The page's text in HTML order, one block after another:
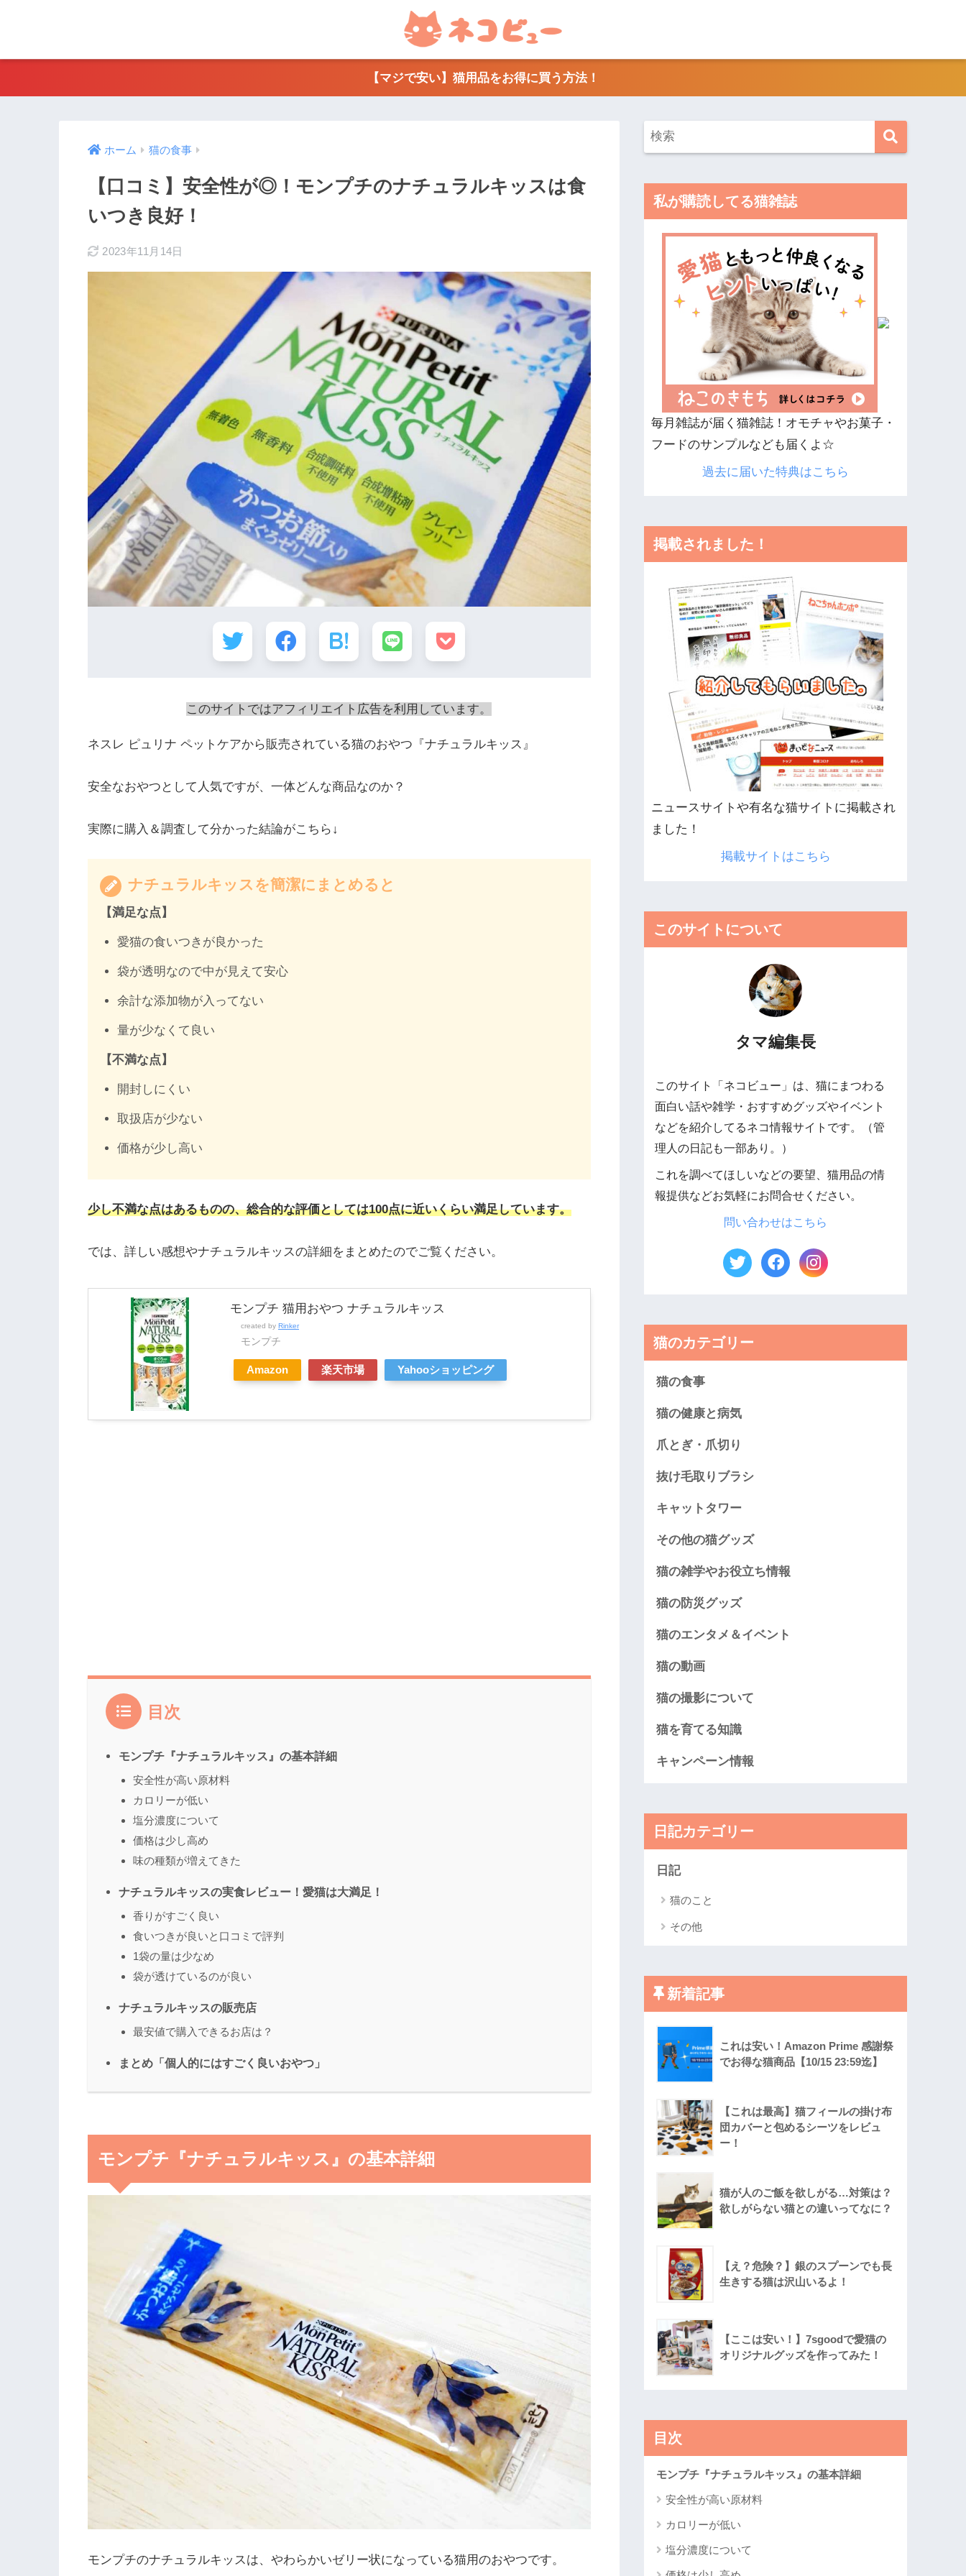
【マジで安い】猫用品をお得に買う方法！
ホーム 猫の食事
【口コミ】安全性が◎！モンプチのナチュラルキッスは食
いつき良好！
2023年11月14日
このサイトではアフィリエイト広告を利用しています。
ネスレ ピュリナ ペットケアから販売されている猫のおやつ『ナチュラルキッス』
安全なおやつとして人気ですが、一体どんな商品なのか？
実際に購入＆調査して分かった結論がこちら↓
ナチュラルキッスを簡潔にまとめると
【満足な点】
愛猫の食いつきが良かった
袋が透明なので中が見えて安心
余計な添加物が入ってない
量が少なくて良い
【不満な点】
開封しにくい
取扱店が少ない
価格が少し高い
少し不満な点はあるものの、総合的な評価としては100点に近いくらい満足しています。
では、詳しい感想やナチュラルキッスの詳細をまとめたのでご覧ください。
モンプチ 猫用おやつ ナチュラルキッス
created by Rinker
モンプチ
Amazon 楽天市場 Yahooショッピング
目次
モンプチ『ナチュラルキッス』の基本詳細
安全性が高い原材料
カロリーが低い
塩分濃度について
価格は少し高め
味の種類が増えてきた
ナチュラルキッスの実食レビュー！愛猫は大満足！
香りがすごく良い
食いつきが良いと口コミで評判
1袋の量は少なめ
袋が透けているのが良い
ナチュラルキッスの販売店
最安値で購入できるお店は？
まとめ「個人的にはすごく良いおやつ」
モンプチ『ナチュラルキッス』の基本詳細
モンプチのナチュラルキッスは、やわらかいゼリー状になっている猫用のおやつです。
私が購読してる猫雑誌
毎月雑誌が届く猫雑誌！オモチャやお菓子・
フードのサンプルなども届くよ☆
過去に届いた特典はこちら
掲載されました！
ニュースサイトや有名な猫サイトに掲載され
ました！
掲載サイトはこちら
このサイトについて
タマ編集長
このサイト「ネコビュー」は、猫にまつわる
面白い話や雑学・おすすめグッズやイベント
などを紹介してるネコ情報サイトです。（管
理人の日記も一部あり。）
これを調べてほしいなどの要望、猫用品の情
報提供などお気軽にお問合せください。
問い合わせはこちら
猫のカテゴリー
猫の食事
猫の健康と病気
爪とぎ・爪切り
抜け毛取りブラシ
キャットタワー
その他の猫グッズ
猫の雑学やお役立ち情報
猫の防災グッズ
猫のエンタメ＆イベント
猫の動画
猫の撮影について
猫を育てる知識
キャンペーン情報
日記カテゴリー
日記
猫のこと
その他
新着記事
これは安い！Amazon Prime 感謝祭
でお得な猫商品【10/15 23:59迄】
【これは最高】猫フィールの掛け布
団カバーと包めるシーツをレビュ
ー！
猫が人のご飯を欲しがる…対策は？
欲しがらない猫との違いってなに？
【え？危険？】銀のスプーンでも長
生きする猫は沢山いるよ！
【ここは安い！】7sgoodで愛猫の
オリジナルグッズを作ってみた！
目次
モンプチ『ナチュラルキッス』の基本詳細
安全性が高い原材料
カロリーが低い
塩分濃度について